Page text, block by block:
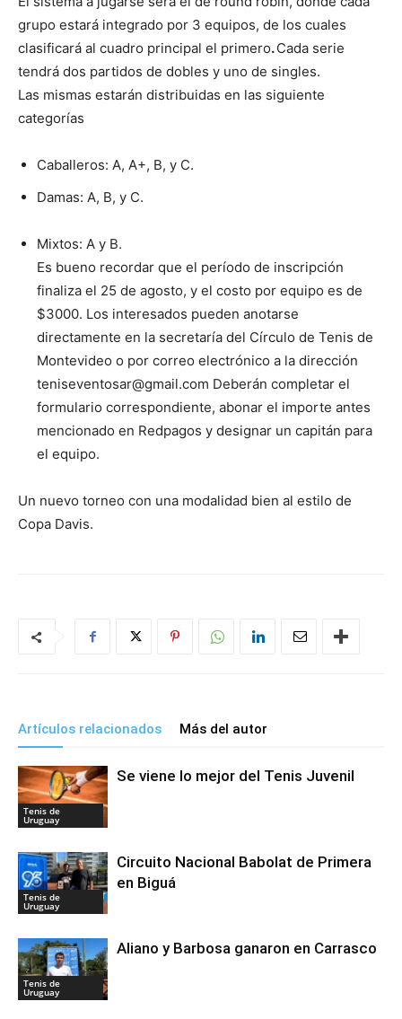
grupo estará integrado por 3 equipos, de los cuales
clasificará al cuadro principal el primero.Cada serie
tendrá dos partidos de dobles y uno de singles.
Las mismas estarán distribuidas en las siguiente
categorías
Caballeros: A, A+, B, y C.
Damas: A, B, y C.
Mixtos: A y B.
Es bueno recordar que el período de inscripción
finaliza el 25 de agosto, y el costo por equipo es de
$3000. Los interesados pueden anotarse
directamente en la secretaría del Círculo de Tenis de
Montevideo o por correo electrónico a la dirección
teniseventosar@gmail.com Deberán completar el
formulario correspondiente, abonar el importe antes
mencionado en Redpagos y designar un capitán para
el equipo.
Un nuevo torneo con una modalidad bien al estilo de
Copa Davis.
Artículos relacionados Más del autor
Tenis de
Uruguay
Se viene lo mejor del Tenis Juvenil
Tenis de
Uruguay
Circuito Nacional Babolat de Primera
en Biguá
Tenis de
Uruguay
Aliano y Barbosa ganaron en Carrasco